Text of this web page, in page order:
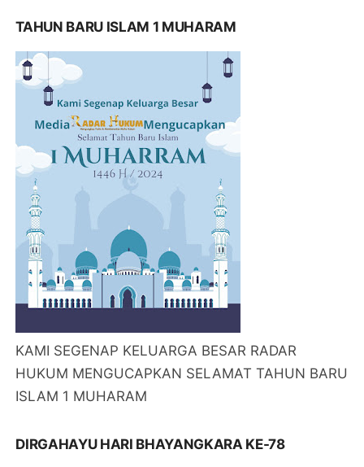
TAHUN BARU ISLAM 1 MUHARAM
KAMI SEGENAP KELUARGA BESAR RADAR
HUKUM MENGUCAPKAN SELAMAT TAHUN BARU
ISLAM 1 MUHARAM
DIRGAHAYU HARI BHAYANGKARA KE-78